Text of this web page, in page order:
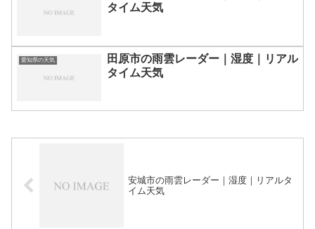
タイム天気
愛知県の天気
田原市の雨雲レーダー｜湿度｜リアル
タイム天気
安城市の雨雲レーダー｜湿度｜リアルタ
イム天気